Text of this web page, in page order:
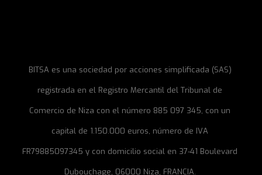
BITSA es una sociedad por acciones simplificada (SAS)
registrada en el Registro Mercantil del Tribunal de
Comercio de Niza con el número 885 097 345, con un
capital de 1.150.000 euros, número de IVA
FR79885097345 y con domicilio social en 37-41 Boulevard
Dubouchage, 06000 Niza, FRANCIA.